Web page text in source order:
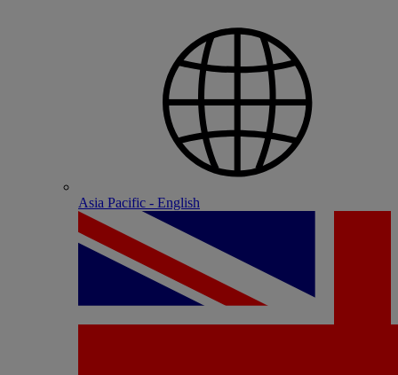
Asia Pacific - English